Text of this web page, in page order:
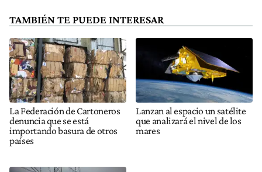
TAMBIÉN TE PUEDE INTERESAR
La Federación de Cartoneros
denuncia que se está
importando basura de otros
países
Lanzan al espacio un satélite
que analizará el nivel de los
mares